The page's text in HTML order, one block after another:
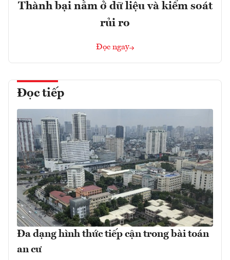
Thành bại nằm ở dữ liệu và kiểm soát
rủi ro
Đọc ngay
Đọc tiếp
Đa dạng hình thức tiếp cận trong bài toán
an cư